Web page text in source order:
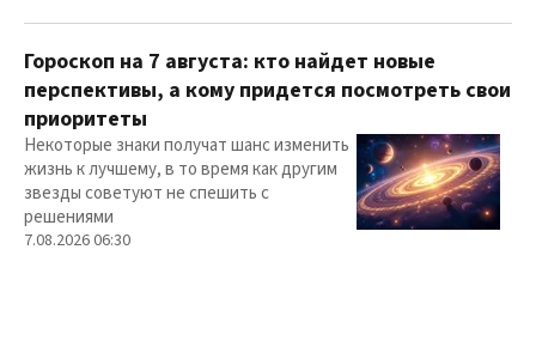
Гороскоп на 7 августа: кто найдет новые
перспективы, а кому придется посмотреть свои
приоритеты
Некоторые знаки получат шанс изменить
жизнь к лучшему, в то время как другим
звезды советуют не спешить с
решениями
7.08.2026 06:30